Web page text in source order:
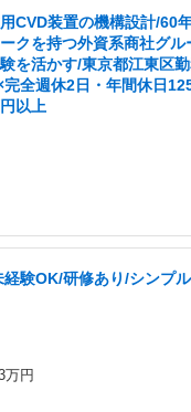
CVD装置の機構設計/60
クを持つ外資系商社グル
を活かす/東京都江東区
全週休2日・年間休日
以上
験OK/研修あり/シンプ
万円